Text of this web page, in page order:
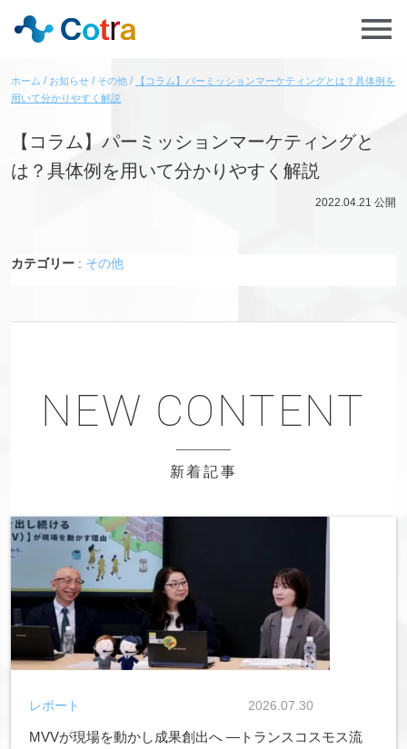
ホーム お知らせ その他
【コラム】パーミッションマーケティングとは？具体例を
用いて分かりやすく解説
【コラム】パーミッションマーケティングと
は？具体例を用いて分かりやすく解説
2022.04.21 公開
カテゴリー : その他
新着記事
MVVが現場を動かし成果創出へ ―トランスコスモス流
2026.07.30
レポート